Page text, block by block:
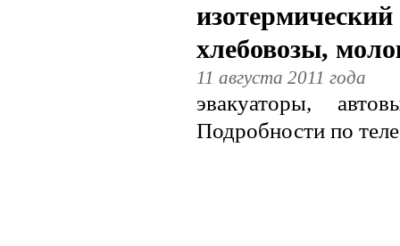
хлебовозы,
11 августа 2011 года
эвакуаторы,
Подробности по